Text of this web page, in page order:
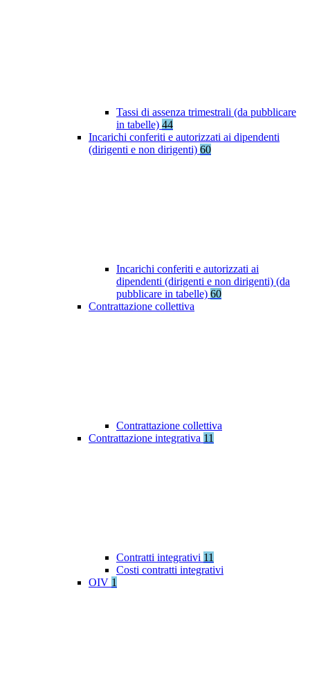
Tassi di assenza trimestrali (da pubblicare
in tabelle) 44
Incarichi conferiti e autorizzati ai dipendenti
(dirigenti e non dirigenti) 60
Incarichi conferiti e autorizzati ai
dipendenti (dirigenti e non dirigenti) (da
pubblicare in tabelle) 60
Contrattazione collettiva
Contrattazione collettiva
Contrattazione integrativa 11
Contratti integrativi 11
Costi contratti integrativi
OIV 1